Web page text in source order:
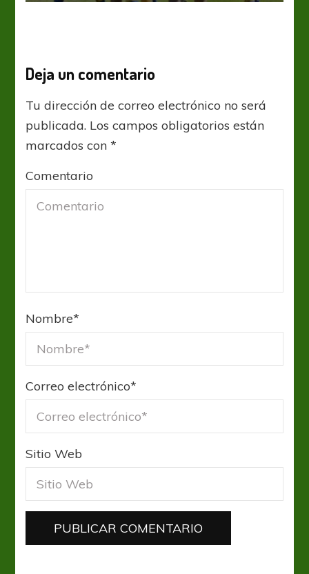
Deja un comentario
Tu dirección de correo electrónico no será
publicada. Los campos obligatorios están
marcados con*
Comentario
Nombre*
Correo electrónico*
Sitio Web